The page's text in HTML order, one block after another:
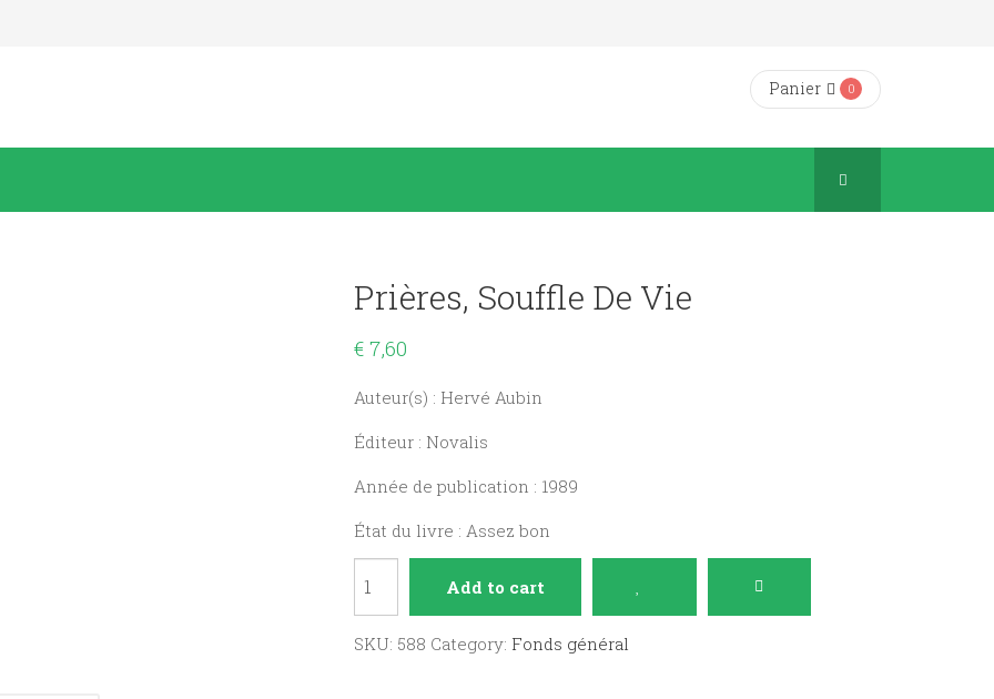
Panier 0
Prières, Souffle De Vie
€ 7,60
Auteur(s) : Hervé Aubin
Éditeur : Novalis
Année de publication : 1989
État du livre : Assez bon
de
Add to cart
SKU: 588 Category: Fonds général